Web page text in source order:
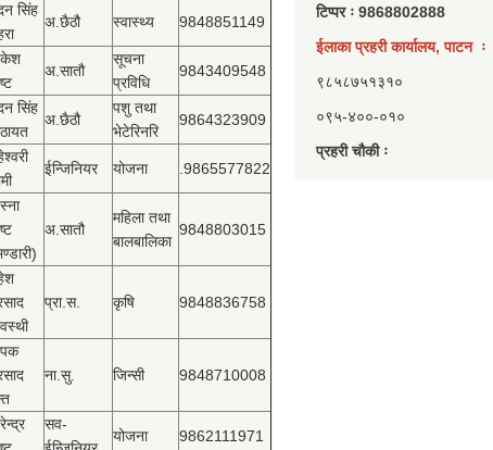
सिंह
अ.छैठौ स्वास्थ्य 9848851149
अ.सातौ
सूचना
प्रविधि
9843409548
सिंह
अ.छैठौ
पशु तथा
भेटेरिनरि
9864323909
ईन्जिनियर योजना .9865577822
अ.सातौ
महिला तथा
बालबालिका
9848803015
प्रा.स. कृषि 9848836758
ना.सु. जिन्सी 9848710008
सव-
योजना 9862111971
टिप्पर ः 9868802888
ईलाका प्रहरी कार्यालय, पाटन ः
९८५८७५१३१०
०९५-४००-०१०
प्रहरी चौकी ः